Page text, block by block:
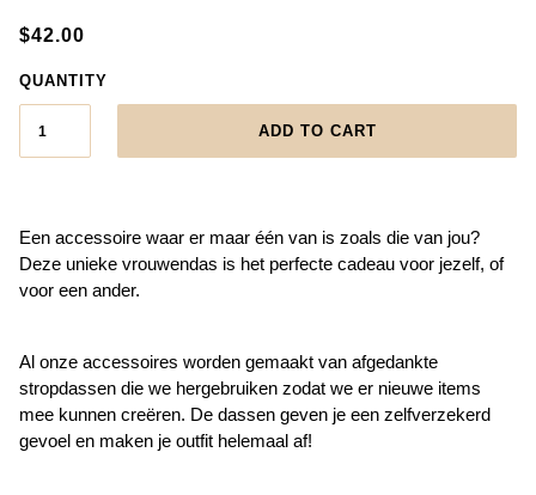
$42.00
QUANTITY
ADD TO CART
Een accessoire waar er maar één van is zoals die van jou?
Deze unieke vrouwendas is het perfecte cadeau voor jezelf, of
voor een ander.
Al onze accessoires worden gemaakt van afgedankte
stropdassen die we hergebruiken zodat we er nieuwe items
mee kunnen creëren. De dassen geven je een zelfverzekerd
gevoel en maken je outfit helemaal af!